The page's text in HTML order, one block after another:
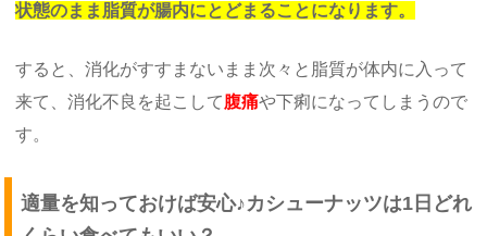
状態のまま脂質が腸内にとどまることになります。
すると、消化がすすまないまま次々と脂質が体内に入って
来て、消化不良を起こして腹痛や下痢になってしまうので
す。
適量を知っておけば安心♪カシューナッツは1日どれ